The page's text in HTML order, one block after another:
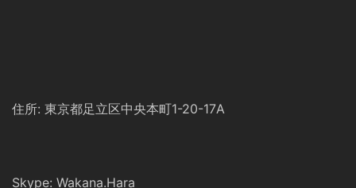
住所: 東京都足立区中央本町1-20-17A
Skype: Wakana.Hara